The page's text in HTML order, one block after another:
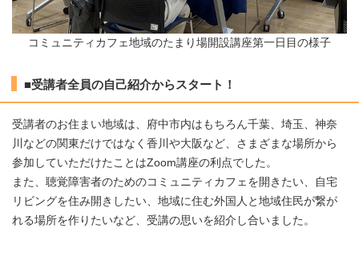
コミュニティカフェ地域のたまり場開設講座第一日目の様子
■受講者全員の自己紹介からスタート！
受講者のお住まい地域は、府中市内はもちろん千葉、埼玉、神奈
川などの関東だけではなく香川や大阪など、さまざまな場所から
参加していただけたことはZoom講座の利点でした。
また、聴覚障害者のためのコミュニティカフェを開きたい、自宅
リビングを住み開きしたい、地域に住む外国人と地域住民が繋が
れる場所を作りたいなど、受講の思いを紹介し合いました。